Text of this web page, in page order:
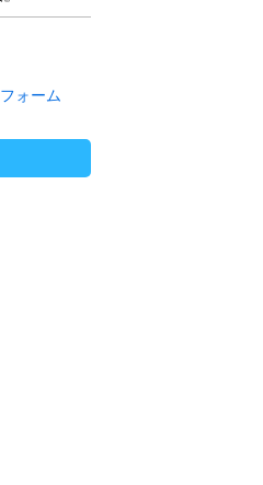
ォーム